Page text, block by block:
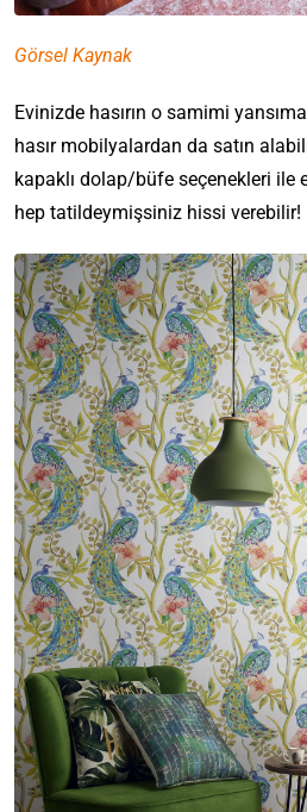
Görsel Kaynak
Evinizde hasırın o samimi
hasır mobilyalardan da satın
kapaklı dolap/büfe seçenekleri ile
hep tatildeymişsiniz hissi verebilir!